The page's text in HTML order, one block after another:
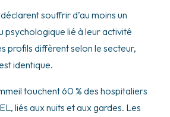
souffrir d’au moins un
psychologique lié à leur activité
profils diffèrent selon le secteur,
identique.
touchent 60 % des hospitaliers
liés aux nuits et aux gardes. Les